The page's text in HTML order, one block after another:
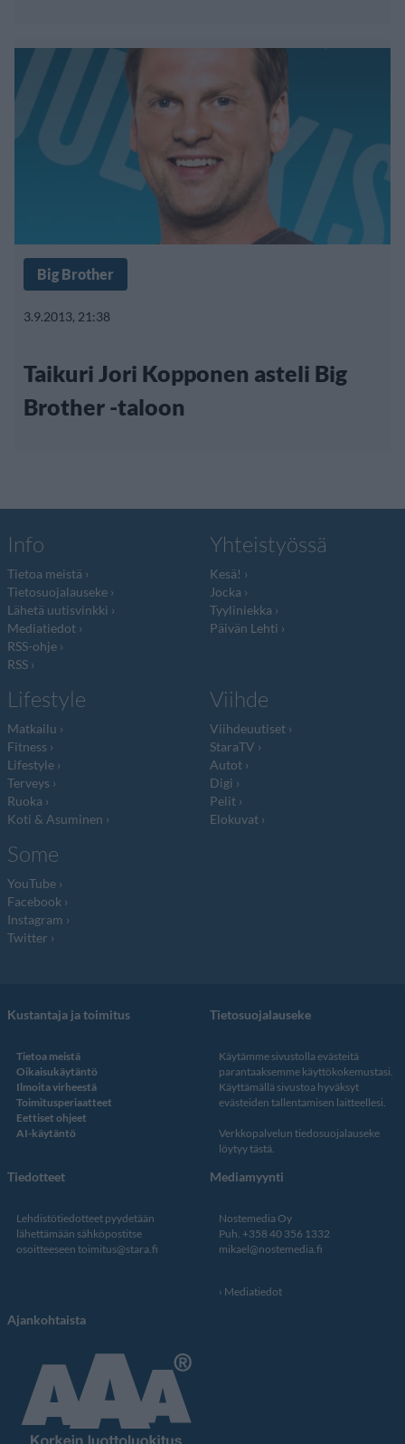
Big Brother
3.9.2013, 21:38
Taikuri Jori Kopponen asteli Big
Brother -taloon
Info
Tietoa meistä
Tietosuojalauseke
Lähetä uutisvinkki
Mediatiedot
RSS-ohje
RSS
Yhteistyössä
Kesä!
Jocka
Tyyliniekka
Päivän Lehti
Lifestyle
Matkailu
Fitness
Lifestyle
Terveys
Ruoka
Koti & Asuminen
Viihde
Viihdeuutiset
StaraTV
Autot
Digi
Pelit
Elokuvat
Some
YouTube
Facebook
Instagram
Twitter
Kustantaja ja toimitus
Tietoa meistä
Oikaisukäytäntö
Ilmoita virheestä
Toimitusperiaatteet
Eettiset ohjeet
AI-käytäntö
Tietosuojalauseke
Käytämme sivustolla evästeitä
parantaaksemme käyttökokemustasi.
Käyttämällä sivustoa hyväksyt
evästeiden tallentamisen laitteellesi.
Verkkopalvelun tiedosuojalauseke
löytyy tästä.
Tiedotteet
Lehdistötiedotteet pyydetään
lähettämään sähköpostitse
osoitteeseen toimitus@stara.fi
Mediamyynti
Nostemedia Oy
Puh. +358 40 356 1332
mikael@nostemedia.fi
Mediatiedot
Ajankohtaista